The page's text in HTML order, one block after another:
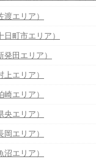
エリア）
町市エリア）
田エリア）
エリア）
エリア）
エリア）
エリア）
エリア）